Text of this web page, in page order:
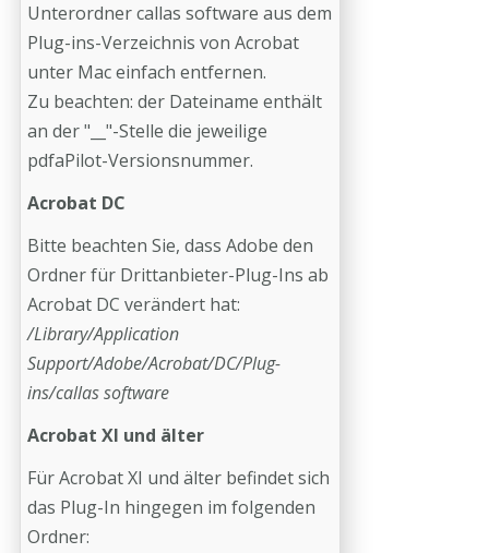
Unterordner callas software aus dem
Plug-ins-Verzeichnis von Acrobat
unter Mac einfach entfernen.
Zu beachten: der Dateiname enthält
an der "__"-Stelle die jeweilige
pdfaPilot-Versionsnummer.
Acrobat DC
Bitte beachten Sie, dass Adobe den
Ordner für Drittanbieter-Plug-Ins ab
Acrobat DC verändert hat:
/Library/Application
Support/Adobe/Acrobat/DC/Plug-
ins/callas software
Acrobat XI und älter
Für Acrobat XI und älter befindet sich
das Plug-In hingegen im folgenden
Ordner: